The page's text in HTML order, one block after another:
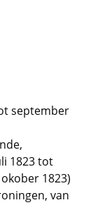
september
1823 tot
1823)
van